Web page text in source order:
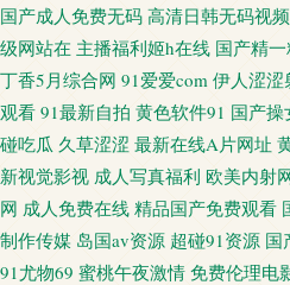
区 国产第一页在线 亚洲无码韩日影院 福
黑丝少妇 91管方传谋免费线观看 色伊人
线视频 国产21页草草 亚洲黄色精品网
另类转区 91在线老司机青青草 色网址
国产成人免费无码 高清日韩无码视频
级网站在 主播福利姬h在线 国产精
丁香5月综合网 91爱爱com 伊人涩涩
观看 91最新自拍 黄色软件91 国产操
碰吃瓜 久草涩涩 最新在线A片网址
新视觉影视 成人写真福利 欧美内射
网 成人免费在线 精品国产免费观看
制作传媒 岛国av资源 超碰91资源 国
91尤物69 蜜桃午夜激情 免费伦理电